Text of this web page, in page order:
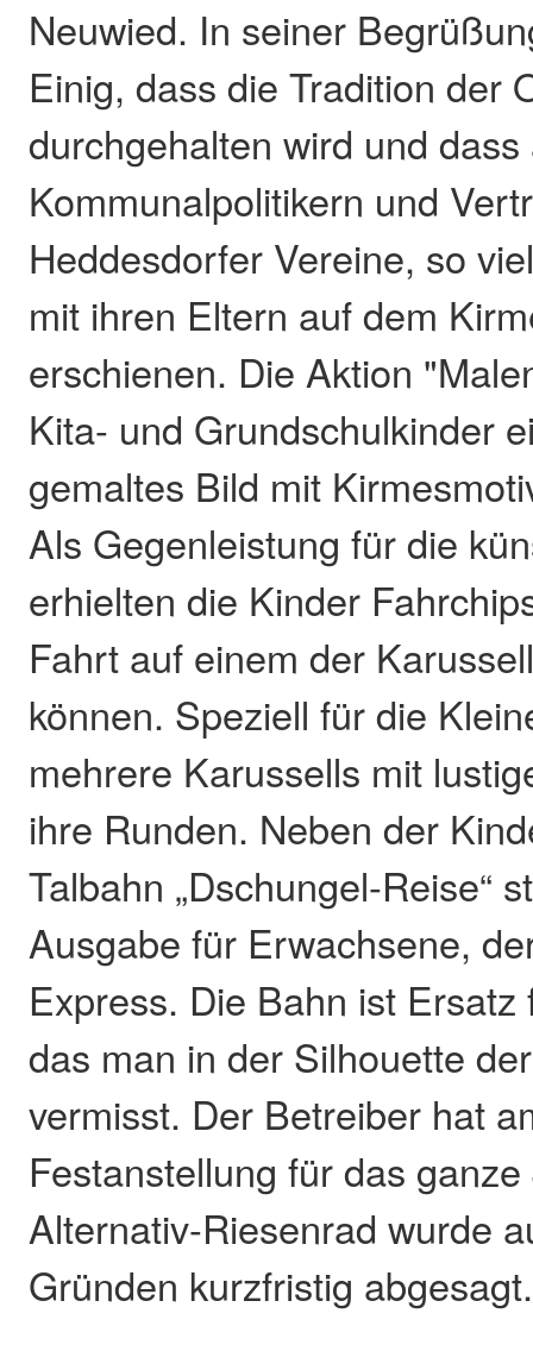
Neuwied. In seiner
Einig, dass die Tradition der
durchgehalten wird und
Kommunalpolitikern und
Heddesdorfer Vereine, so
mit ihren Eltern auf dem
erschienen. Die Aktion
Kita- und Grundschulkinder
gemaltes Bild mit
Als Gegenleistung für die
erhielten die Kinder
Fahrt auf einem der
können. Speziell für die
mehrere Karussells mit
ihre Runden. Neben der
Talbahn „Dschungel-Reise“
Ausgabe für Erwachsene,
Express. Die Bahn ist
das man in der Silhouette
vermisst. Der Betreiber hat
Festanstellung für das
Alternativ-Riesenrad wurde
Gründen kurzfristig abgesagt.